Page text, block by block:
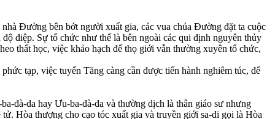
Đường bên bớt người xuất gia, các vua chúa Đường đặt ta cuộc
điệp. Sự tổ chức như thế là bên ngoài các qui định nguyên thủy
thất học, việc khảo hạch để thọ giới vẫn thường xuyên tổ chức,
tạp, việc tuyển Tăng càng cần được tiến hành nghiêm túc, để
đà-da hay Ưu-ba-đà-da và thường dịch là thân giáo sư nhưng
Hòa thượng cho cạo tóc xuất gia và truyền giới sa-di gọi là Hòa